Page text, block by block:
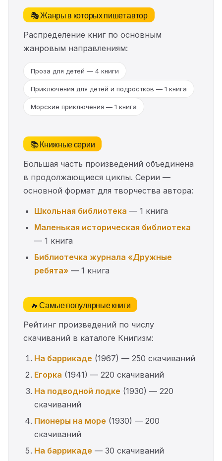
🎭 Жанры в которых пишет автор
Распределение книг по основным
жанровым направлениям:
Проза для детей — 4 книги
Приключения для детей и подростков — 1 книга
Морские приключения — 1 книга
📚 Книжные серии
Большая часть произведений объединена
в продолжающиеся циклы. Серии —
основной формат для творчества автора:
Школьная библиотека — 1 книга
Маленькая историческая библиотека
— 1 книга
Библиотечка журнала «Дружные
ребята» — 1 книга
🔥 Самые популярные книги
Рейтинг произведений по числу
скачиваний в каталоге Книгизм:
На баррикаде (1967) — 250 скачиваний
Егорка (1941) — 220 скачиваний
На подводной лодке (1930) — 220
скачиваний
Пионеры на море (1930) — 200
скачиваний
На баррикаде — 30 скачиваний